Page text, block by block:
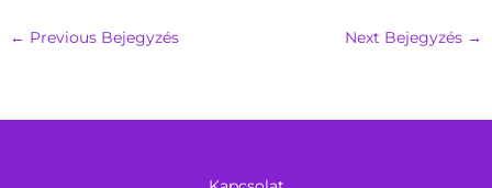
← Previous Bejegyzés Next Bejegyzés →